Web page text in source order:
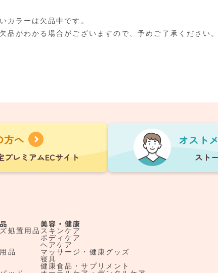
カラーは欠品中です。
品がわかる場合がございますので、予めご了承ください。
処置用品
品
美容・健康
スキンケア
ボディケア
ヘアケア
マッサージ・健康グッズ
寝具
健康食品・サプリメント